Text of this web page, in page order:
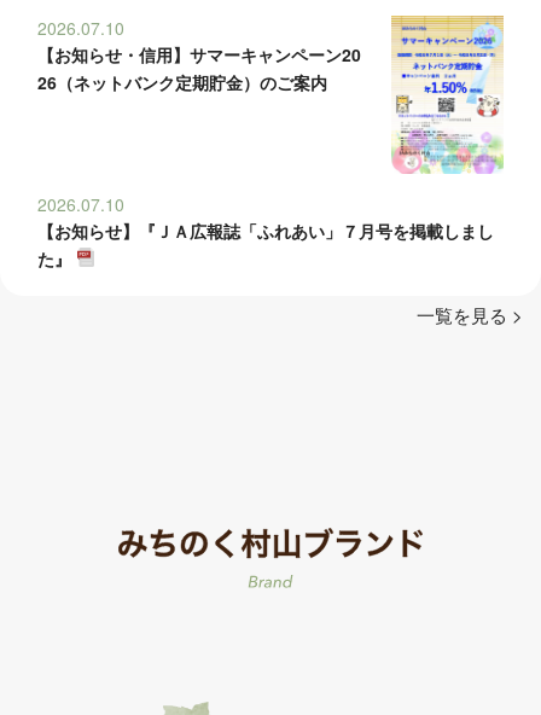
2026.07.10
【お知らせ・信用】サマーキャンペーン20
26（ネットバンク定期貯金）のご案内
2026.07.10
【お知らせ】『ＪＡ広報誌「ふれあい」７月号を掲載しまし
た』
一覧を見る >